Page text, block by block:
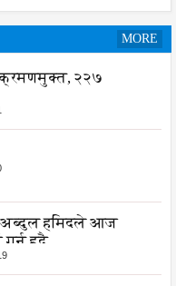
MORE
२२७
अब्दुल हमिदले आज
गर्नु हुदै,